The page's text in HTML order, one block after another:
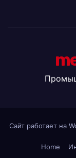
Сайт работает на
Home